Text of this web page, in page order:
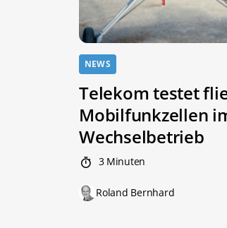
NEWS
Telekom testet
Mobilfunkzellen
Wechselbetrieb
3 Minuten
Roland Bernhard